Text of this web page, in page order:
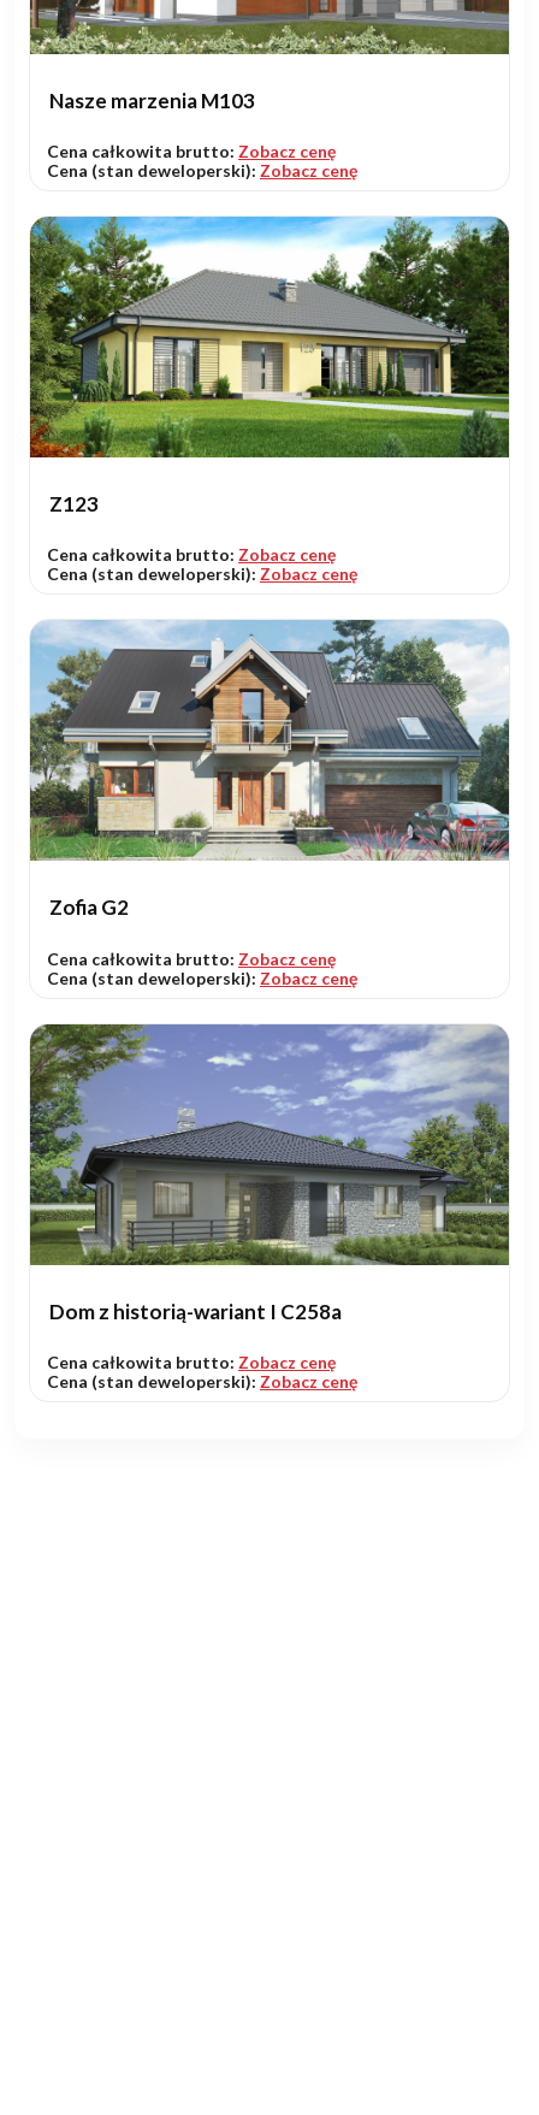
Nasze marzenia M103
Cena całkowita brutto: Zobacz cenę
Cena (stan deweloperski): Zobacz cenę
Z123
Cena całkowita brutto: Zobacz cenę
Cena (stan deweloperski): Zobacz cenę
Zofia G2
Cena całkowita brutto: Zobacz cenę
Cena (stan deweloperski): Zobacz cenę
Dom z historią-wariant I C258a
Cena całkowita brutto: Zobacz cenę
Cena (stan deweloperski): Zobacz cenę